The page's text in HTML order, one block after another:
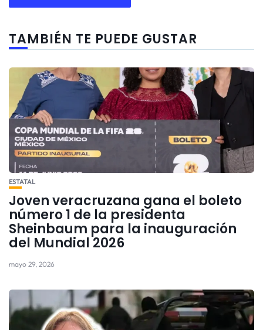
TAMBIÉN TE PUEDE GUSTAR
ESTATAL
Joven veracruzana gana el boleto
número 1 de la presidenta
Sheinbaum para la inauguración
del Mundial 2026
mayo 29, 2026